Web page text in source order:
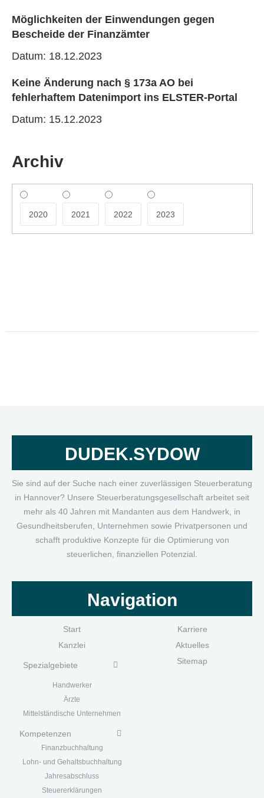
Möglichkeiten der Einwendungen gegen
Bescheide der Finanzämter
Datum: 18.12.2023
Keine Änderung nach § 173a AO bei
fehlerhaftem Datenimport ins ELSTER-Portal
Datum: 15.12.2023
Archiv
2020 2021 2022 2023
DUDEK.SYDOW
Sie sind auf der Suche nach einer zuverlässigen Steuerberatung
in Hannover? Unsere Steuerberatungsgesellschaft arbeitet seit
mehr als 40 Jahren mit Mandanten aus dem Handwerk, in
Gesundheitsberufen, Unternehmen sowie Privatpersonen und
schafft produktive Konzepte für die Optimierung von
steuerlichen, finanziellen Potenzial.
Navigation
Start
Kanzlei
Spezialgebiete
Handwerker
Ärzte
Mittelständische Unternehmen
Kompetenzen
Finanzbuchhaltung
Lohn- und Gehaltsbuchhaltung
Jahresabschluss
Steuererklärungen
Karriere
Aktuelles
Sitemap